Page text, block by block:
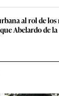
al rol de
Abelardo de